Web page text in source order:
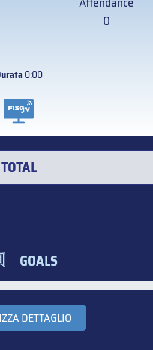
0
0:00
TOTAL
GOALS
DETTAGLIO